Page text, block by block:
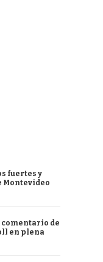
fuertes y
Montevideo
comentario de
en plena